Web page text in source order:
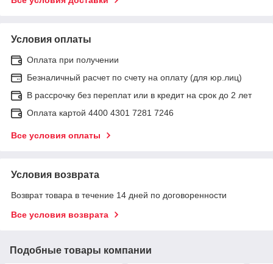
Условия оплаты
Оплата при получении
Безналичный расчет по счету на оплату (для юр.лиц)
В рассрочку без переплат или в кредит на срок до 2 лет
Оплата картой 4400 4301 7281 7246
Все условия оплаты
Условия возврата
Возврат товара в течение 14 дней по договоренности
Все условия возврата
Подобные товары компании